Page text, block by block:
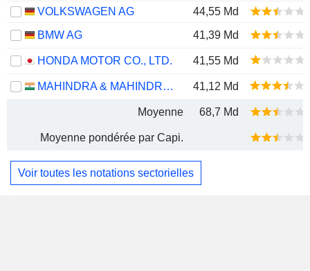
VOLKSWAGEN AG
44,55 Md
BMW AG
41,39 Md
HONDA MOTOR CO., LTD. 41,55 Md
MAHINDRA & MAHINDRA LIMITED 41,12 Md
Moyenne 68,7 Md
Moyenne pondérée par Capi.
Voir toutes les notations sectorielles